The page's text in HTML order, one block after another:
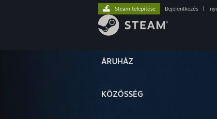
ÁRUHÁZ
KÖZÖSSÉG
Steam telepítése Bejelentkezés